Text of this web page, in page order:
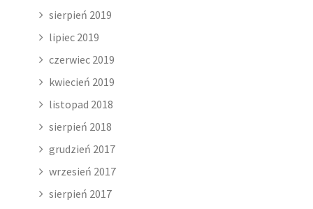
sierpień 2019
lipiec 2019
czerwiec 2019
kwiecień 2019
listopad 2018
sierpień 2018
grudzień 2017
wrzesień 2017
sierpień 2017